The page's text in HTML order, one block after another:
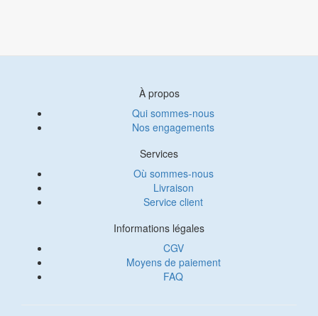
À propos
Qui sommes-nous
Nos engagements
Services
Où sommes-nous
Livraison
Service client
Informations légales
CGV
Moyens de paiement
FAQ